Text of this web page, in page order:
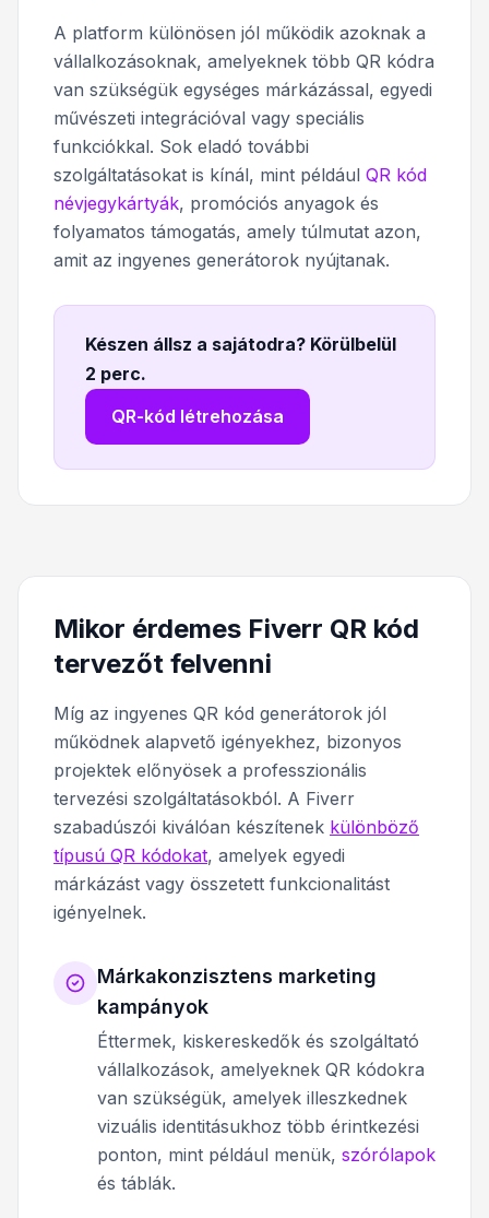
A platform különösen jól működik azoknak a
vállalkozásoknak, amelyeknek több QR kódra
van szükségük egységes márkázással, egyedi
művészeti integrációval vagy speciális
funkciókkal. Sok eladó további
szolgáltatásokat is kínál, mint például QR kód
névjegykártyák, promóciós anyagok és
folyamatos támogatás, amely túlmutat azon,
amit az ingyenes generátorok nyújtanak.
Készen állsz a sajátodra? Körülbelül
2 perc.
QR-kód létrehozása
Mikor érdemes Fiverr QR kód
tervezőt felvenni
Míg az ingyenes QR kód generátorok jól
működnek alapvető igényekhez, bizonyos
projektek előnyösek a professzionális
tervezési szolgáltatásokból. A Fiverr
szabadúszói kiválóan készítenek különböző
típusú QR kódokat, amelyek egyedi
márkázást vagy összetett funkcionalitást
igényelnek.
Márkakonzisztens marketing
kampányok
Éttermek, kiskereskedők és szolgáltató
vállalkozások, amelyeknek QR kódokra
van szükségük, amelyek illeszkednek
vizuális identitásukhoz több érintkezési
ponton, mint például menük, szórólapok
és táblák.